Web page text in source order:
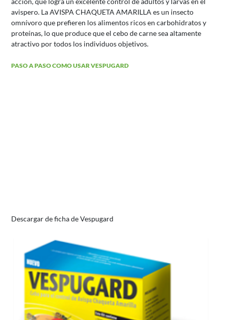
avispero. La AVISPA CHAQUETA AMARILLA es un insecto
omnívoro que prefieren los alimentos ricos en carbohidratos y
proteínas, lo que produce que el cebo de carne sea altamente
atractivo por todos los individuos objetivos.
PASO A PASO COMO USAR VESPUGARD
Descargar de ficha de Vespugard